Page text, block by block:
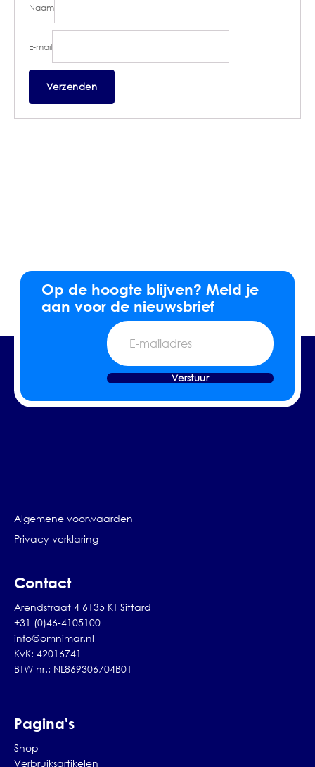
Naam
E-mail
Op de hoogte blijven? Meld je
aan voor de nieuwsbrief
E-
mailadres
Verstuur
Algemene voorwaarden
Privacy verklaring
Contact
Arendstraat 4 6135 KT Sittard
+31 (0)46-4105100
info@omnimar.nl
KvK: 42016741
BTW nr.: NL869306704B01
Pagina's
Shop
Verbruiksartikelen